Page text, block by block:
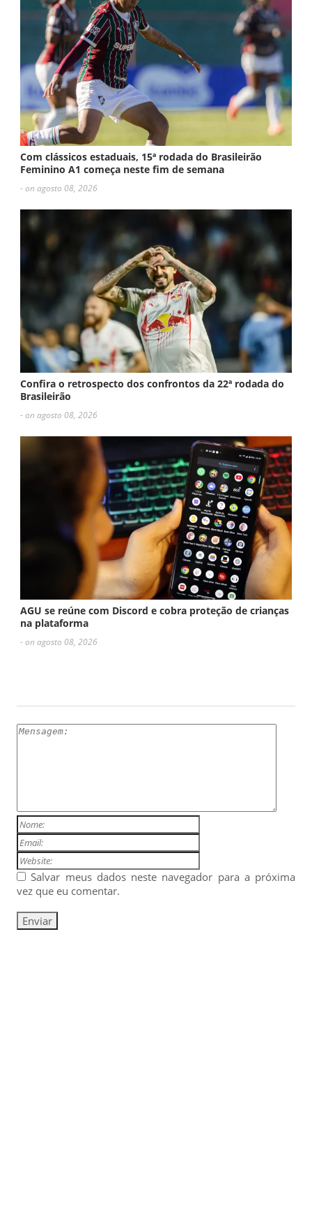
Com clássicos estaduais, 15ª rodada do Brasileirão
Feminino A1 começa neste fim de semana
- on agosto 08, 2026
Confira o retrospecto dos confrontos da 22ª rodada do
Brasileirão
- on agosto 08, 2026
AGU se reúne com Discord e cobra proteção de crianças
na plataforma
- on agosto 08, 2026
Salvar meus dados neste navegador para a próxima
vez que eu comentar.